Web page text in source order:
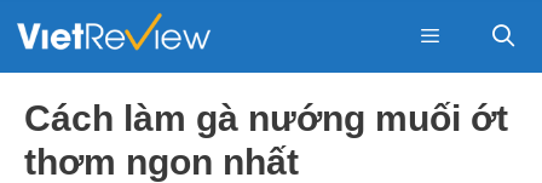
Menu
Cách làm gà nướng muối ớt
thơm ngon nhất